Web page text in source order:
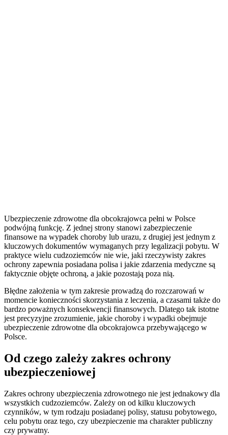
Ubezpieczenie zdrowotne dla obcokrajowca pełni w Polsce
podwójną funkcję. Z jednej strony stanowi zabezpieczenie
finansowe na wypadek choroby lub urazu, z drugiej jest jednym z
kluczowych dokumentów wymaganych przy legalizacji pobytu. W
praktyce wielu cudzoziemców nie wie, jaki rzeczywisty zakres
ochrony zapewnia posiadana polisa i jakie zdarzenia medyczne są
faktycznie objęte ochroną, a jakie pozostają poza nią.
Błędne założenia w tym zakresie prowadzą do rozczarowań w
momencie konieczności skorzystania z leczenia, a czasami także do
bardzo poważnych konsekwencji finansowych. Dlatego tak istotne
jest precyzyjne zrozumienie, jakie choroby i wypadki obejmuje
ubezpieczenie zdrowotne dla obcokrajowca przebywającego w
Polsce.
Od czego zależy zakres ochrony
ubezpieczeniowej
Zakres ochrony ubezpieczenia zdrowotnego nie jest jednakowy dla
wszystkich cudzoziemców. Zależy on od kilku kluczowych
czynników, w tym rodzaju posiadanej polisy, statusu pobytowego,
celu pobytu oraz tego, czy ubezpieczenie ma charakter publiczny
czy prywatny.